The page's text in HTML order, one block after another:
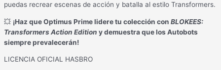
puedas recrear escenas de acción y batalla al estilo Transformers.
💥 ¡Haz que Optimus Prime lidere tu colección con BLOKEES:
Transformers Action Edition y demuestra que los Autobots
siempre prevalecerán!
LICENCIA OFICIAL HASBRO